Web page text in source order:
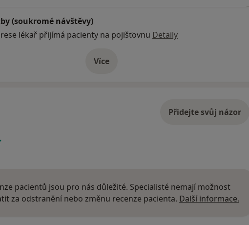
(soukromé návštěvy)
lékař přijímá pacienty na pojišťovnu Detaily
Víceo adrese
Přidejte svůj názor
pacientů jsou pro nás důležité. Specialisté nemají možnost
za odstranění nebo změnu recenze pacienta. Další informace.